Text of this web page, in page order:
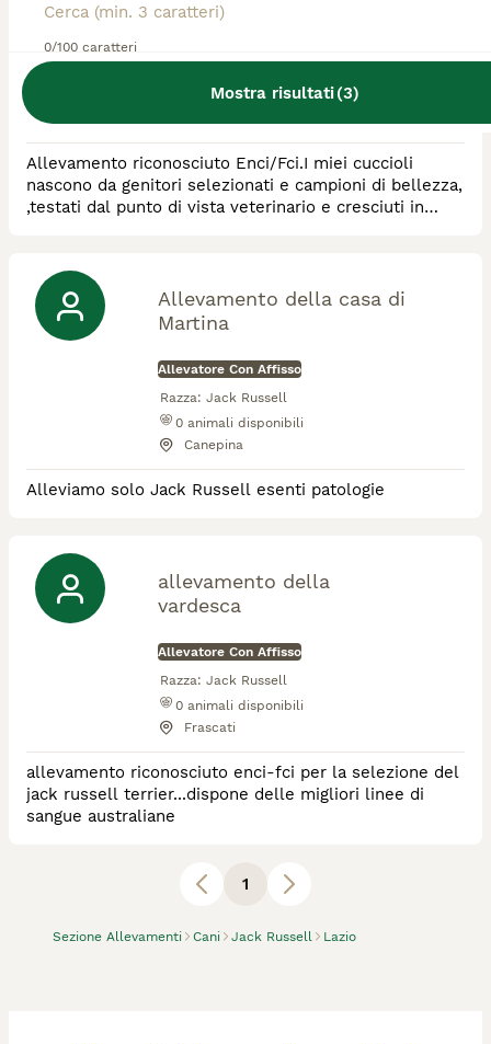
0/100 caratteri
Mostra risultati(3)
Sezione Allevamenti Cani Jack Russell Lazio
animali disponibili
Allevamento riconosciuto Enci/Fci.I miei cuccioli
nascono da genitori selezionati e campioni di bellezza,
,testati dal punto di vista veterinario e cresciuti in
Allevamento della casa di
Martina
Allevatore Con Affisso
Razza: Jack Russell
0 animali disponibili
Canepina
Alleviamo solo Jack Russell esenti patologie
allevamento della
vardesca
Allevatore Con Affisso
Razza: Jack Russell
0 animali disponibili
Frascati
allevamento riconosciuto enci-fci per la selezione del
jack russell terrier...dispone delle migliori linee di
sangue australiane
1